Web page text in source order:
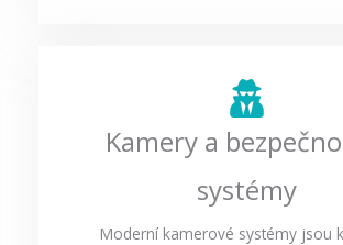
Kamery a
systémy
Moderní kamerové systémy jsou